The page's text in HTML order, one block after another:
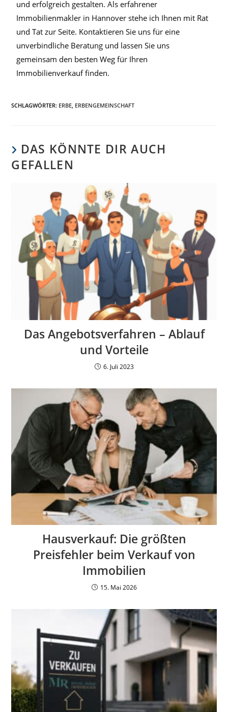
und erfolgreich gestalten. Als erfahrener
Immobilienmakler in Hannover stehe ich Ihnen mit Rat
und Tat zur Seite. Kontaktieren Sie uns für eine
unverbindliche Beratung und lassen Sie uns
gemeinsam den besten Weg für Ihren
Immobilienverkauf finden.
SCHLAGWÖRTER: ERBE ERBENGEMEINSCHAFT
DAS KÖNNTE DIR AUCH
GEFALLEN
Das Angebotsverfahren – Ablauf
und Vorteile
6. Juli 2023
Hausverkauf: Die größten
Preisfehler beim Verkauf von
Immobilien
15. Mai 2026